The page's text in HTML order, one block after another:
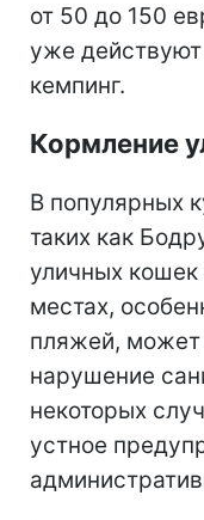
от 50 до 150
уже
кемпинг.
Кормление
В популярных
таких как
уличных кошек
местах,
пляжей, может
нарушение
некоторых
устное